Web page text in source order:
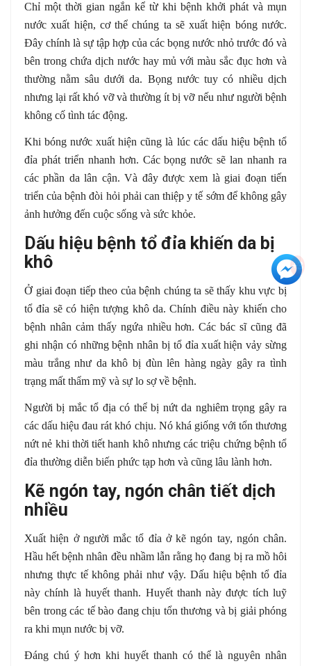
Chỉ một thời gian ngắn kể từ khi bệnh khởi phát và mụn
nước xuất hiện, cơ thể chúng ta sẽ xuất hiện bóng nước.
Đây chính là sự tập hợp của các bọng nước nhỏ trước đó và
bên trong chứa dịch nước hay mủ với màu sắc đục hơn và
thường nằm sâu dưới da. Bọng nước tuy có nhiều dịch
nhưng lại rất khó vỡ và thường ít bị vỡ nếu như người bệnh
không cố tình tác động.
Khi bóng nước xuất hiện cũng là lúc các dấu hiệu bệnh tổ
đỉa phát triển nhanh hơn. Các bọng nước sẽ lan nhanh ra
các phần da lân cận. Và đây được xem là giai đoạn tiến
triển của bệnh đòi hỏi phải can thiệp y tế sớm để không gây
ảnh hưởng đến cuộc sống và sức khỏe.
Dấu hiệu bệnh tổ đỉa khiến da bị
khô
Ở giai đoạn tiếp theo của bệnh chúng ta sẽ thấy khu vực bị
tổ đỉa sẽ có hiện tượng khô da. Chính điều này khiến cho
bệnh nhân cảm thấy ngứa nhiều hơn. Các bác sĩ cũng đã
ghi nhận có những bệnh nhân bị tổ đỉa xuất hiện vảy sừng
màu trắng như da khô bị đùn lên hàng ngày gây ra tình
trạng mất thẩm mỹ và sự lo sợ về bệnh.
Người bị mắc tổ địa có thể bị nứt da nghiêm trọng gây ra
các dấu hiệu đau rát khó chịu. Nó khá giống với tổn thương
nứt nẻ khi thời tiết hanh khô nhưng các triệu chứng bệnh tổ
đỉa thường diễn biến phức tạp hơn và cũng lâu lành hơn.
Kẽ ngón tay, ngón chân tiết dịch
nhiều
Xuất hiện ở người mắc tổ đỉa ở kẽ ngón tay, ngón chân.
Hầu hết bệnh nhân đều nhầm lẫn rằng họ đang bị ra mồ hôi
nhưng thực tế không phải như vậy. Dấu hiệu bệnh tổ đỉa
này chính là huyết thanh. Huyết thanh này được tích luỹ
bên trong các tế bào đang chịu tổn thương và bị giải phóng
ra khi mụn nước bị vỡ.
Đáng chú ý hơn khi huyết thanh có thể là nguyên nhân
+3